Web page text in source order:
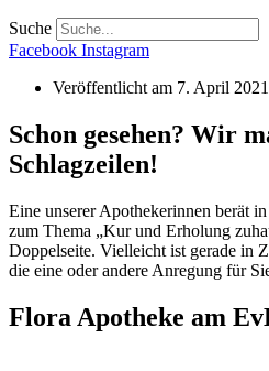
Suche
Facebook Instagram
Veröffentlicht am 7. April 2021
Schon gesehen? Wir
Schlagzeilen!
Eine unserer Apothekerinnen berät
zum Thema „Kur und Erholung
Doppelseite. Vielleicht ist gerade in
die eine oder andere Anregung für
Flora Apotheke am